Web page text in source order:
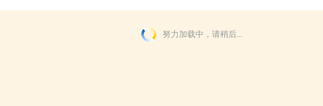
努力加载中，请稍后...